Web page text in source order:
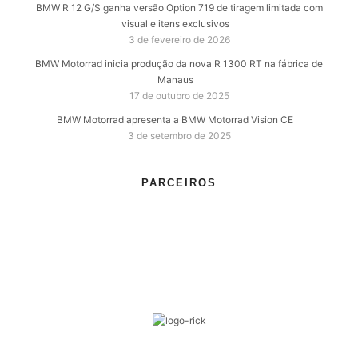
BMW R 12 G/S ganha versão Option 719 de tiragem limitada com
visual e itens exclusivos
3 de fevereiro de 2026
BMW Motorrad inicia produção da nova R 1300 RT na fábrica de
Manaus
17 de outubro de 2025
BMW Motorrad apresenta a BMW Motorrad Vision CE
3 de setembro de 2025
PARCEIROS